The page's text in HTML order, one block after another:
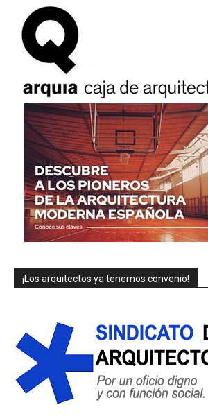
¡Los arquitectos ya tenemos convenio!